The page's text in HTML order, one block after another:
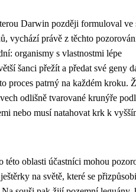
Darwin později formuloval ve
vychází právě z těchto
organismy s vlastnostmi lépe
šanci přežít a předat své geny
proces patrný na každém kroku.
odlišně tvarované krunýře
nebo musí natahovat krk k
této oblasti účastníci mohou
na světě, které se